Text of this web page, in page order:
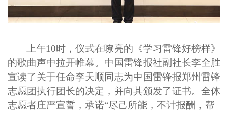
上午10时，仪式在嘹亮的《学习雷锋好榜样》
的歌曲声中拉开帷幕。中国雷锋报社副社长李全胜
宣读了关于任命李天顺同志为中国雷锋报郑州雷锋
志愿团执行团长的决定，并向其颁发了证书。全体
志愿者庄严宣誓，承诺“尽己所能，不计报酬，帮